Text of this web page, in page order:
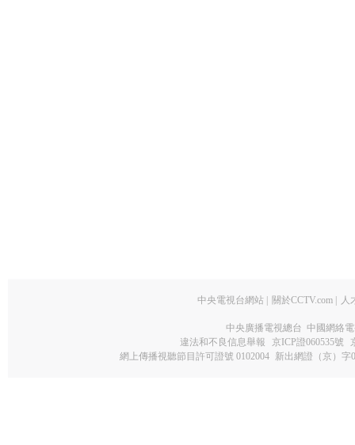
中央電視台網站 關於CCTV.com 人
中央廣播電視總台 中國網絡
違法和不良信息舉報
京ICP證060535號
網上傳播視聽節目許可證號 0102004 新出網證（京）